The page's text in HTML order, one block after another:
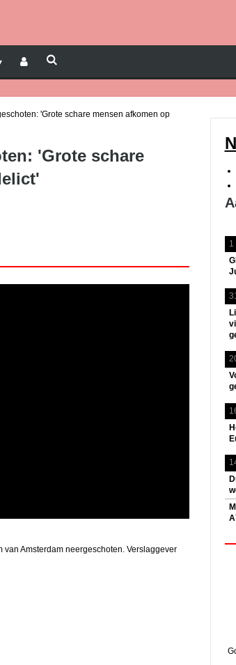
'Grote schare mensen afkomen op
'Grote schare
Amsterdam neergeschoten. Verslaggever
1